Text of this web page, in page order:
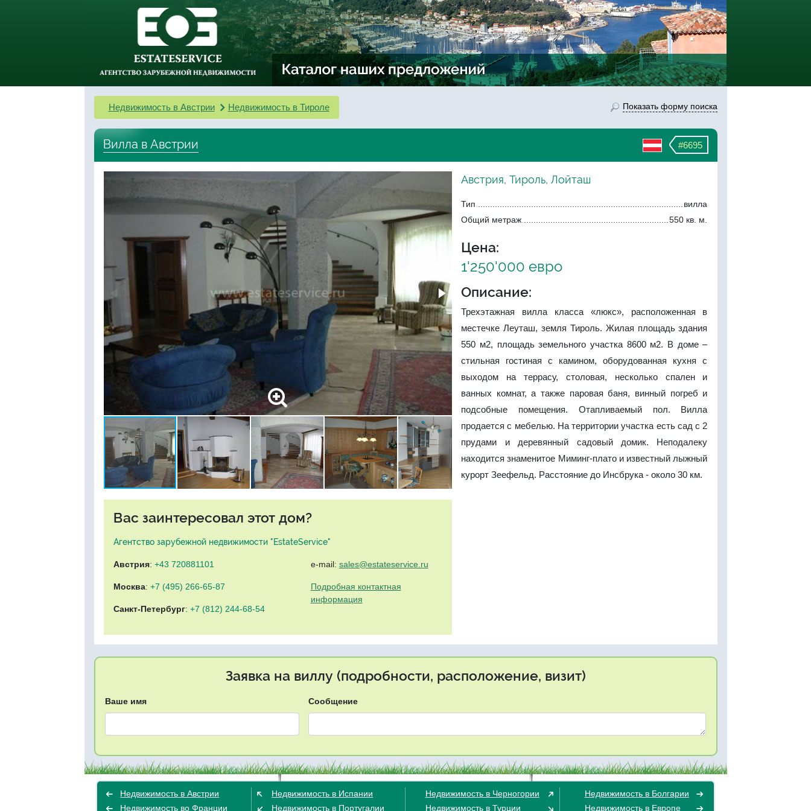
Недвижимость в Австрии Недвижимость в Тироле Показать форму поиска
#6695
Вилла в Австрии
Вас заинтересовал этот дом?
Агентство зарубежной недвижимости "EstateService"
Австрия: +43 720881101
Москва: +7 (495) 266-65-87
Санкт-Петербург: +7 (812) 244-68-54
e-mail: sales@estateservice.ru
Подробная контактная
информация
Австрия, Тироль, Лойташ
Тип
вилла
Общий метраж
550 кв. м.
Цена:
1'250'000 евро
Описание:
Трехэтажная вилла класса «люкс», расположенная в
местечке Леуташ, земля Тироль. Жилая площадь здания
550 м2, площадь земельного участка 8600 м2. В доме –
стильная гостиная с камином, оборудованная кухня с
выходом на террасу, столовая, несколько спален и
ванных комнат, а также паровая баня, винный погреб и
подсобные помещения. Отапливаемый пол. Вилла
продается с мебелью. На территории участка есть сад с 2
прудами и деревянный садовый домик. Неподалеку
находится знаменитое Миминг-плато и известный лыжный
курорт Зеефельд. Расстояние до Инсбрука - около 30 км.
Заявка на виллу (подробности, расположение, визит)
Ваше имя Сообщение
Недвижимость в Австрии
Недвижимость во Франции
Недвижимость в Испании
Недвижимость в Португалии
Недвижимость в Черногории
Недвижимость в Турции
Недвижимость в Болгарии
Недвижимость в Европе